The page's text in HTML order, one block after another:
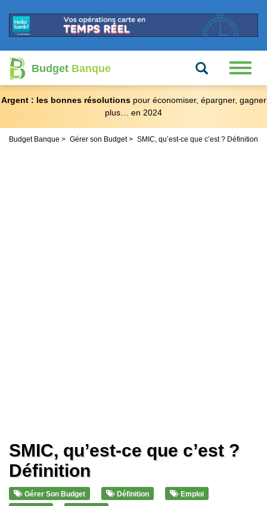
Budget Banque Recherche
Argent : les bonnes résolutionspour économiser, épargner, gagner
plus… en 2024
Budget Banque Gérer son Budget SMIC, qu’est-ce que c’est ? Définition
SMIC, qu’est-ce que c’est ?
Définition
Gérer Son Budget Définition
Emploi